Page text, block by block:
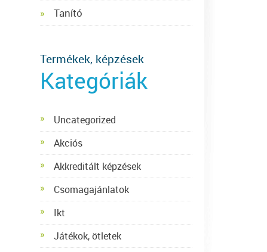
Tanító
Termékek, képzések
Kategóriák
Uncategorized
Akciós
Akkreditált képzések
Csomagajánlatok
Ikt
Játékok, ötletek